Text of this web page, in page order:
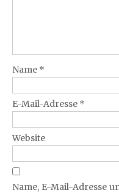
Name *
E-Mail-Adresse *
Website
Name, E-Mail-Adresse